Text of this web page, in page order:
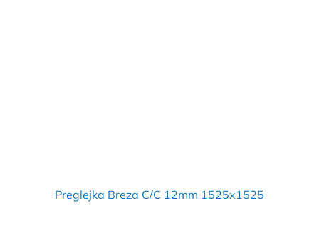
Preglejka Breza C/C 12mm 1525x1525